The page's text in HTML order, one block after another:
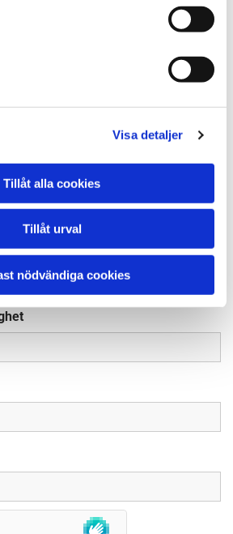
Visa detaljer
Tillåt alla cookies
Tillåt urval
nödvändiga cookies